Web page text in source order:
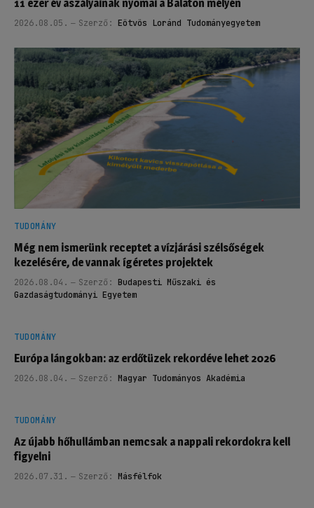
11 ezer év aszályainak nyomai a Balaton mélyén
2026.08.05. Szerző: Eötvös Loránd Tudományegyetem
TUDOMÁNY
Még nem ismerünk receptet a vízjárási szélsőségek
kezelésére, de vannak ígéretes projektek
2026.08.04. Szerző: Budapesti Műszaki és
Gazdaságtudományi Egyetem
TUDOMÁNY
Európa lángokban: az erdőtüzek rekordéve lehet 2026
2026.08.04. Szerző: Magyar Tudományos Akadémia
TUDOMÁNY
Az újabb hőhullámban nemcsak a nappali rekordokra kell
figyelni
2026.07.31. Szerző: Másfélfok